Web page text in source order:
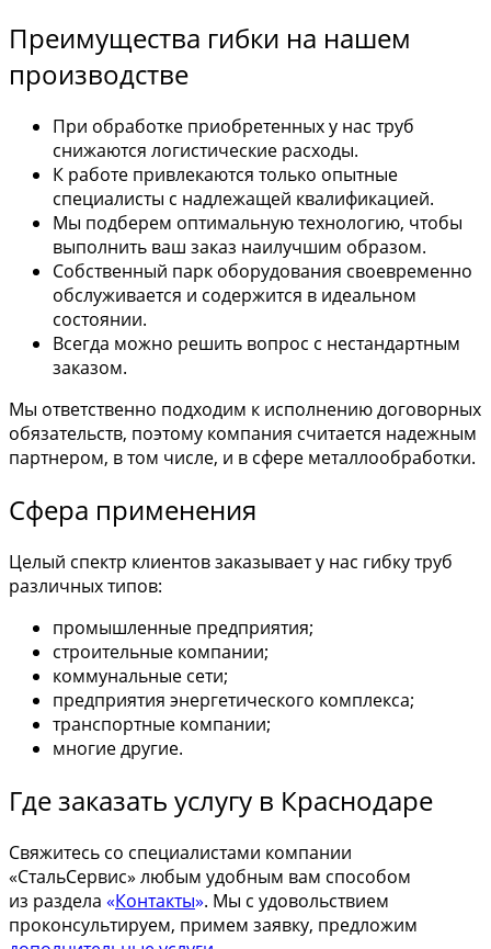
Преимущества гибки на нашем
производстве
При обработке приобретенных у нас труб
снижаются логистические расходы.
К работе привлекаются только опытные
специалисты с надлежащей квалификацией.
Мы подберем оптимальную технологию, чтобы
выполнить ваш заказ наилучшим образом.
Собственный парк оборудования своевременно
обслуживается и содержится в идеальном
состоянии.
Всегда можно решить вопрос с нестандартным
заказом.
Мы ответственно подходим к исполнению договорных
обязательств, поэтому компания считается надежным
партнером, в том числе, и в сфере металлообработки.
Сфера применения
Целый спектр клиентов заказывает у нас гибку труб
различных типов:
промышленные предприятия;
строительные компании;
коммунальные сети;
предприятия энергетического комплекса;
транспортные компании;
многие другие.
Где заказать услугу в Краснодаре
Свяжитесь со специалистами компании
«СтальСервис» любым удобным вам способом
из раздела «Контакты». Мы с удовольствием
проконсультируем, примем заявку, предложим